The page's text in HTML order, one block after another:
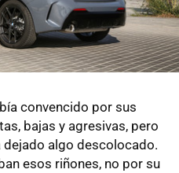
convencido por sus
bajas y agresivas, pero
dejado algo descolocado.
esos riñones, no por su